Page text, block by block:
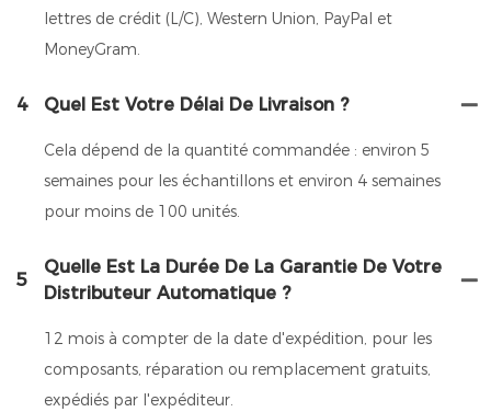
lettres de crédit (L/C), Western Union, PayPal et
MoneyGram.
4 Quel Est Votre Délai De Livraison ?
Cela dépend de la quantité commandée : environ 5
semaines pour les échantillons et environ 4 semaines
pour moins de 100 unités.
5
Quelle Est La Durée De La Garantie De Votre
Distributeur Automatique ?
12 mois à compter de la date d'expédition, pour les
composants, réparation ou remplacement gratuits,
expédiés par l'expéditeur.